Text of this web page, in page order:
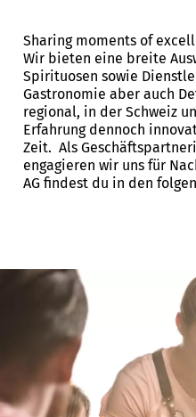
Sharing moments of
Wir bieten eine breite
Spirituosen sowie
Gastronomie aber auch
regional, in der Schweiz
Erfahrung dennoch
Zeit. Als
engagieren wir uns für
AG findest du in den